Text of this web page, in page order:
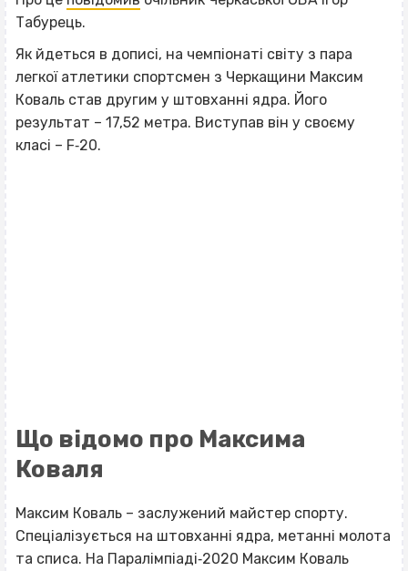
Табурець.
Як йдеться в дописі, на чемпіонаті світу з пара
легкої атлетики спортсмен з Черкащини Максим
Коваль став другим у штовханні ядра. Його
результат – 17,52 метра. Виступав він у своєму
класі – F‐20.
Що відомо про Максима
Коваля
Максим Коваль – заслужений майстер спорту.
Спеціалізується на штовханні ядра, метанні молота
та списа. На Паралімпіаді‐2020 Максим Коваль